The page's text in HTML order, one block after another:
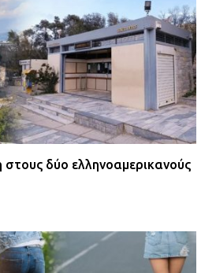
στους δύο ελληνοαμερικανούς